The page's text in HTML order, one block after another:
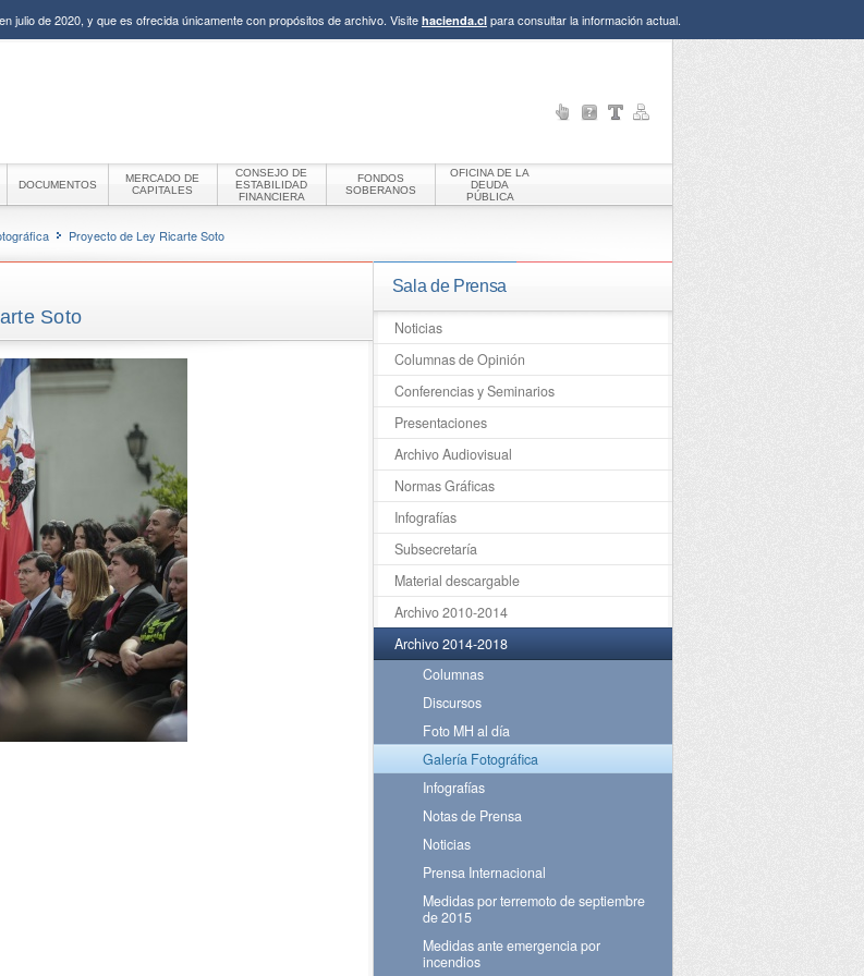
julio de 2020, y que es ofrecida únicamente con propósitos de archivo. Visite hacienda.cl para consultar la información actual.
DOCUMENTOS
MERCADO DE
CAPITALES
CONSEJO DE
ESTABILIDAD
FINANCIERA
FONDOS
SOBERANOS
OFICINA DE LA
DEUDA
PÚBLICA
Proyecto de Ley Ricarte Soto
Sala de Prensa
Noticias
Columnas de Opinión
Conferencias y Seminarios
Presentaciones
Archivo Audiovisual
Normas Gráficas
Infografías
Subsecretaría
Material descargable
Archivo 2010-2014
Archivo 2014-2018
Columnas
Discursos
Foto MH al día
Galería Fotográfica
Infografías
Notas de Prensa
Noticias
Prensa Internacional
Medidas por terremoto de septiembre
de 2015
Medidas ante emergencia por
incendios
Soto